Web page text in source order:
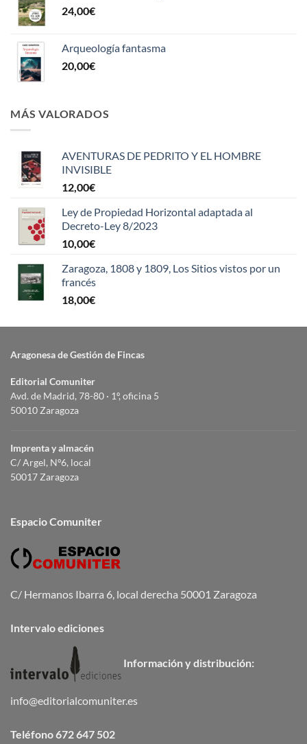
24,00€
Arqueología fantasma
20,00€
MÁS VALORADOS
AVENTURAS DE PEDRITO Y EL HOMBRE
INVISIBLE
12,00€
Ley de Propiedad Horizontal adaptada al
Decreto-Ley 8/2023
10,00€
Zaragoza, 1808 y 1809, Los Sitios vistos por un
francés
18,00€
Aragonesa de Gestión de Fincas
Editorial Comuniter
Avd. de Madrid, 78-80 · 1º, oficina 5
50010 Zaragoza
Imprenta y almacén
C/ Argel, Nº6, local
50017 Zaragoza
Espacio Comuniter
C/ Hermanos Ibarra 6, local derecha 50001 Zaragoza
Intervalo ediciones
Información y distribución:
info@editorialcomuniter.es
Teléfono672 647 502